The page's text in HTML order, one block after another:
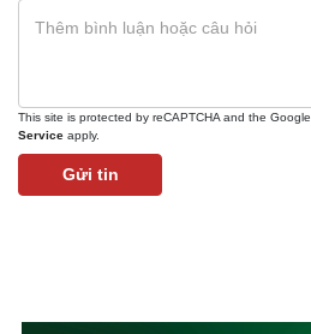
This site is protected by reCAPTCHA and the Google
Service apply.
Gửi tin